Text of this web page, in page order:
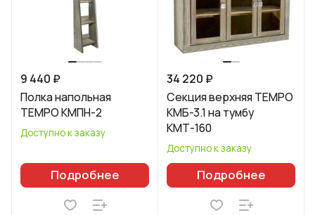
9 440 ₽
Полка напольная
TEMPO КМПН-2
Доступно к заказу
Подробнее
34 220 ₽
Секция верхняя TEMPO
КМБ-3.1 на тумбу
КМТ-160
Доступно к заказу
Подробнее